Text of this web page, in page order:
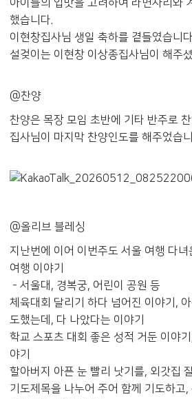
아이들의 입맛을 고려하여 라면사리와
했습니다.
이현창집사님 생일 축하를 곁들였습니
설겆이는 이현창 이상종집사님이 해주
@찬양
찬양은 목장 모임 초반에 기타 반주로
집사님이 마지막 찬양인도를 해주었습
@올리브 블레싱
지난번에 이어 이번주도 서울 여행 다
여행 이야기
- 서울대, 경복궁, 어린이 공원 등
체육대회 달리기 하다 넘어진 이야기,
도했는데, 다 나았다는 이야기
학교 스포츠 대회 좋은 성적 거둔 이야
야기
할아버지 아픈 눈 빨리 낫기를, 외갓집
기도제목을 나누어 주어 함께 기도하고,